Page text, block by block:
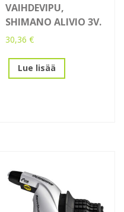
VAIHDEVIPU,
SHIMANO ALIVIO 3V.
30,36€
Lue lisää